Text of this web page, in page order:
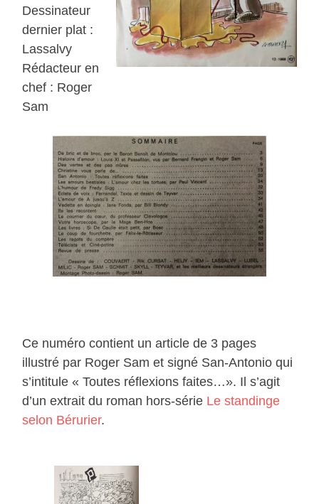
Dessinateur
dernier plat :
Lassalvy
Rédacteur en
chef : Roger
Sam
Ce numéro contient un article de 3 pages
illustré par Roger Sam et signé San-Antonio qui
s’intitule « Toutes réflexions faites…». Il s’agit
d’un extrait du roman hors-série Le standinge
selon Bérurier.